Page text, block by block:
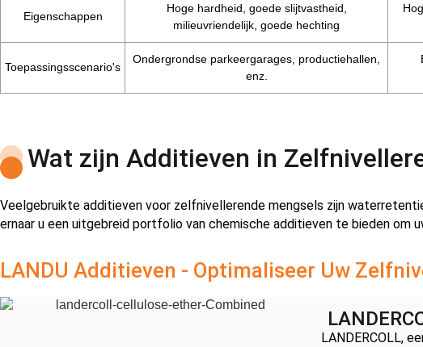
Eigenschappen
Hoge hardheid, goede slijtvastheid,
milieuvriendelijk, goede hechting
Toepassingsscenario's
Ondergrondse parkeergarages, productiehallen,
enz.
Wat zijn Additieven in
Veelgebruikte additieven voor zelfnivellerende mengsels zijn
ernaar u een uitgebreid portfolio van chemische additieven te bieden om
LANDU Additieven - Optimaliseer Uw
LANDERCOLL,